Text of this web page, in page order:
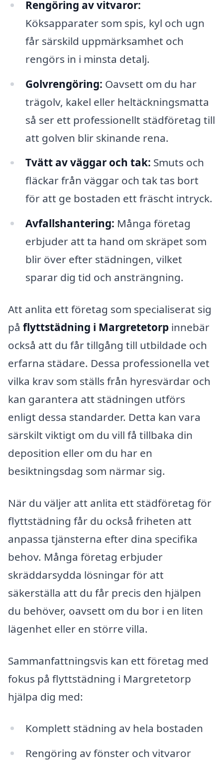
Rengöring av vitvaror:
Köksapparater som spis, kyl och ugn
får särskild uppmärksamhet och
rengörs in i minsta detalj.
Golvrengöring: Oavsett om du har
trägolv, kakel eller heltäckningsmatta
så ser ett professionellt städföretag till
att golven blir skinande rena.
Tvätt av väggar och tak: Smuts och
fläckar från väggar och tak tas bort
för att ge bostaden ett fräscht intryck.
Avfallshantering: Många företag
erbjuder att ta hand om skräpet som
blir över efter städningen, vilket
sparar dig tid och ansträngning.
Att anlita ett företag som specialiserat sig
på flyttstädning i Margretetorp innebär
också att du får tillgång till utbildade och
erfarna städare. Dessa professionella vet
vilka krav som ställs från hyresvärdar och
kan garantera att städningen utförs
enligt dessa standarder. Detta kan vara
särskilt viktigt om du vill få tillbaka din
deposition eller om du har en
besiktningsdag som närmar sig.
När du väljer att anlita ett städföretag för
flyttstädning får du också friheten att
anpassa tjänsterna efter dina specifika
behov. Många företag erbjuder
skräddarsydda lösningar för att
säkerställa att du får precis den hjälpen
du behöver, oavsett om du bor i en liten
lägenhet eller en större villa.
Sammanfattningsvis kan ett företag med
fokus på flyttstädning i Margretetorp
hjälpa dig med:
Komplett städning av hela bostaden
Rengöring av fönster och vitvaror